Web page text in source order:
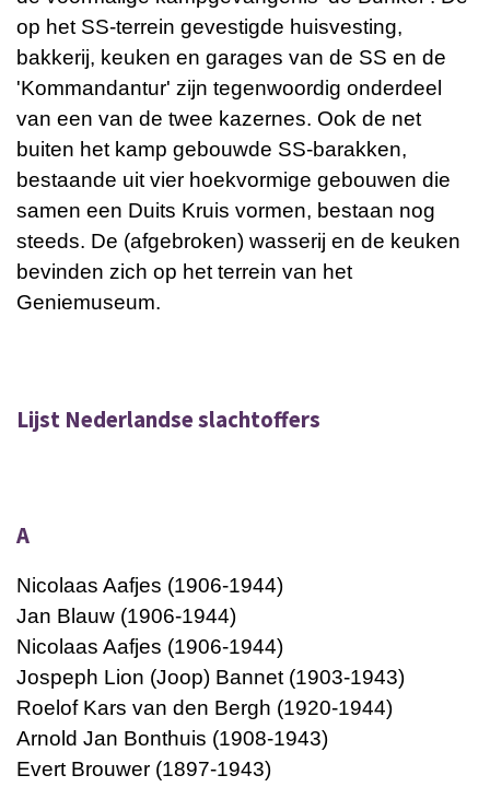
op het SS-terrein gevestigde huisvesting,
bakkerij, keuken en garages van de SS en de
'Kommandantur' zijn tegenwoordig onderdeel
van een van de twee kazernes. Ook de net
buiten het kamp gebouwde SS-barakken,
bestaande uit vier hoekvormige gebouwen die
samen een Duits Kruis vormen, bestaan nog
steeds. De (afgebroken) wasserij en de keuken
bevinden zich op het terrein van het
Geniemuseum.
Lijst Nederlandse slachtoffers
A
Nicolaas Aafjes (1906-1944)
Jan Blauw (1906-1944)
Nicolaas Aafjes (1906-1944)
Jospeph Lion (Joop) Bannet (1903-1943)
Roelof Kars van den Bergh (1920-1944)
Arnold Jan Bonthuis (1908-1943)
Evert Brouwer (1897-1943)